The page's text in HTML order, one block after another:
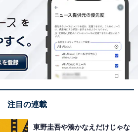
注目の連載
東野圭吾や湊かなえだけじゃな